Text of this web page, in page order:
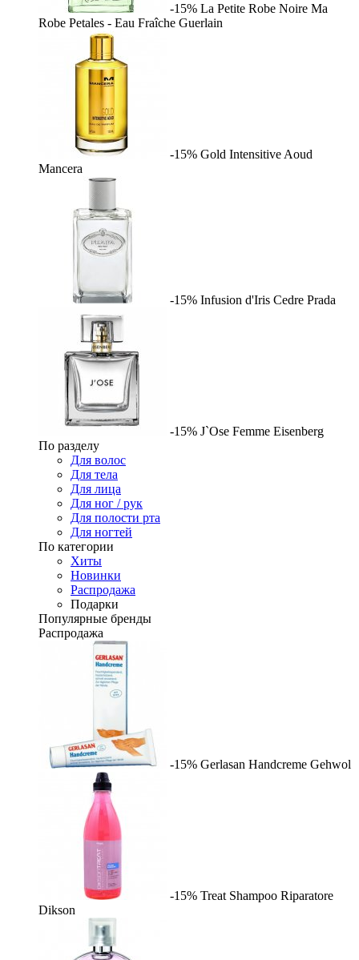
-15% La Petite Robe Noire Ma
Robe Petales - Eau Fraîche Guerlain
-15% Gold Intensitive Aoud
Mancera
-15% Infusion d'Iris Cedre Prada
-15% J`Ose Femme Eisenberg
По разделу
Для волос
Для тела
Для лица
Для ног / рук
Для полости рта
Для ногтей
По категории
Хиты
Новинки
Распродажа
Подарки
Популярные бренды
Распродажа
-15% Gerlasan Handcreme Gehwol
-15% Treat Shampoo Riparatore
Dikson